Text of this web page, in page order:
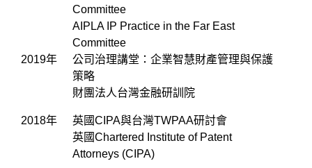
Committee
AIPLA IP Practice in the Far East
Committee
2019年
公司治理講堂：企業智慧財產管理與保護
策略
財團法人台灣金融研訓院
2018年
英國CIPA與台灣TWPAA研討會
英國Chartered Institute of Patent
Attorneys (CIPA)